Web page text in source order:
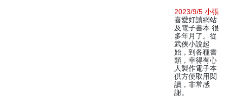
2023/9/5 小張
喜愛好讀網站
及電子書本 很
多年月了。從
武俠小說起
始，到各種書
類，幸得有心
人製作電子本
供方便取用閱
讀，非常感
謝。